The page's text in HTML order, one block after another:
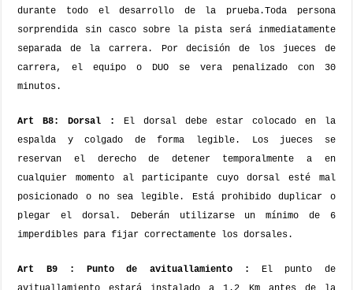
durante todo el desarrollo de la prueba.Toda persona
sorprendida sin casco sobre la pista será inmediatamente
separada de la carrera. Por decisión de los jueces de
carrera, el equipo o DUO se vera penalizado con 30
minutos.
Art B8: Dorsal :
El dorsal debe estar colocado en la
espalda y colgado de forma legible. Los jueces se
reservan el derecho de detener temporalmente a en
cualquier momento al participante cuyo dorsal esté mal
posicionado o no sea legible. Está prohibido duplicar o
plegar el dorsal.
Deberán utilizarse un mínimo de 6
imperdibles para fijar correctamente los dorsales.
Art B9 : Punto de avituallamiento :
El punto de